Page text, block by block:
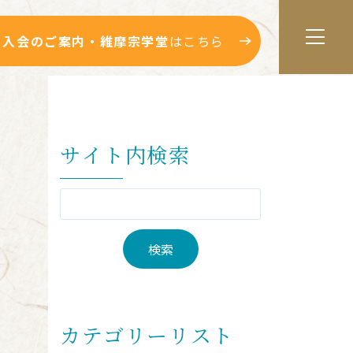
入会のご案内・維摩宗学堂はこちら
サイト内検索
カテゴリーリスト